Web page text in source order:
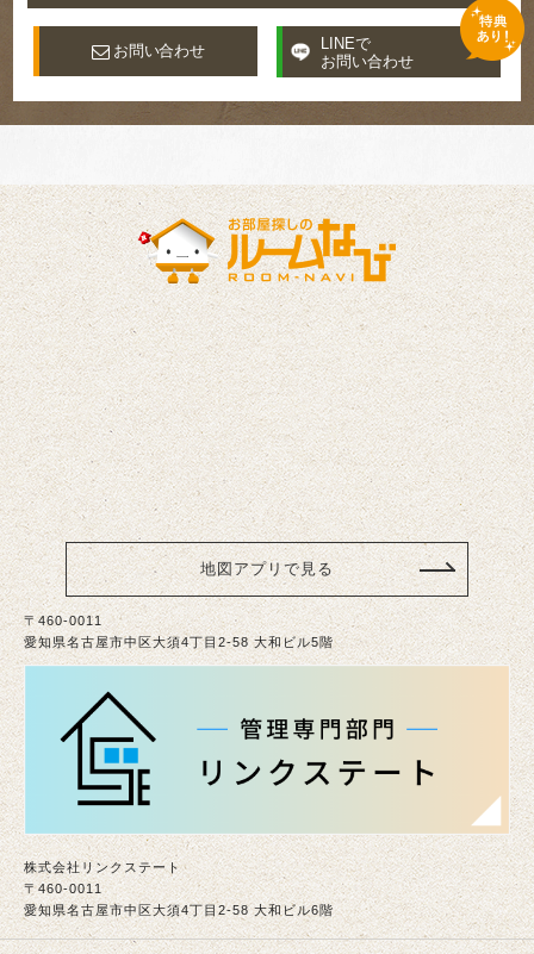
お問い合わせ
LINEで
お問い合わせ
地図アプリで見る
〒460-0011
愛知県名古屋市中区大須4丁目2-58 大和ビル5階
株式会社リンクステート
〒460-0011
愛知県名古屋市中区大須4丁目2-58 大和ビル6階